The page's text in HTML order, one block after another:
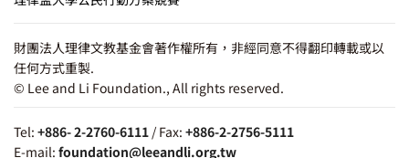
財團法人理律文教基金會著作權所有，非經同意不得翻印轉載或以
任何方式重製.
© Lee and Li Foundation., All rights reserved.
Tel: +886- 2-2760-6111 / Fax: +886-2-2756-5111
E-mail: foundation@leeandli.org.tw